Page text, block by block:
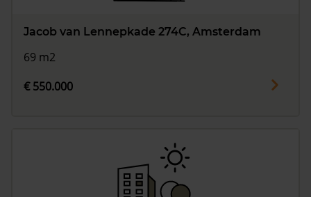
Jacob van Lennepkade 274C, Amsterdam
69 m2
€ 550.000